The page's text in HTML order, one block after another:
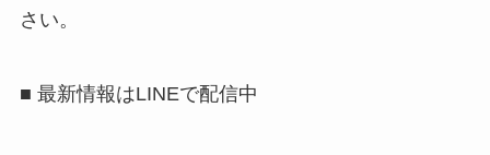
さい。
■ 最新情報はLINEで配信中